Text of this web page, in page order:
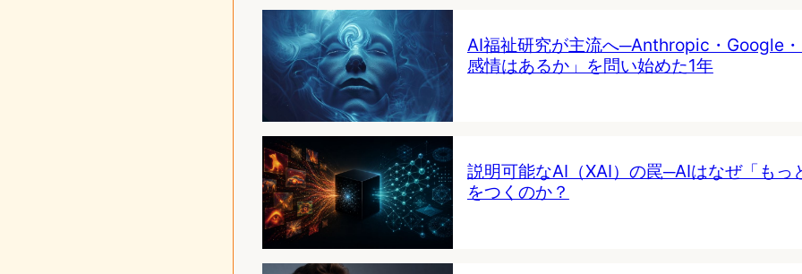
AI福祉研究が主流へ─Anthropic・Google
感情はあるか」を問い始めた1年
説明可能なAI（XAI）の罠─AIはなぜ「もっ
をつくのか？